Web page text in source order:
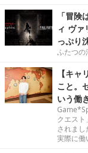
「冒
ィ ヴ
っぷり
ふたつの
【キ
こと。
いう働
クエス
されま
実際に働